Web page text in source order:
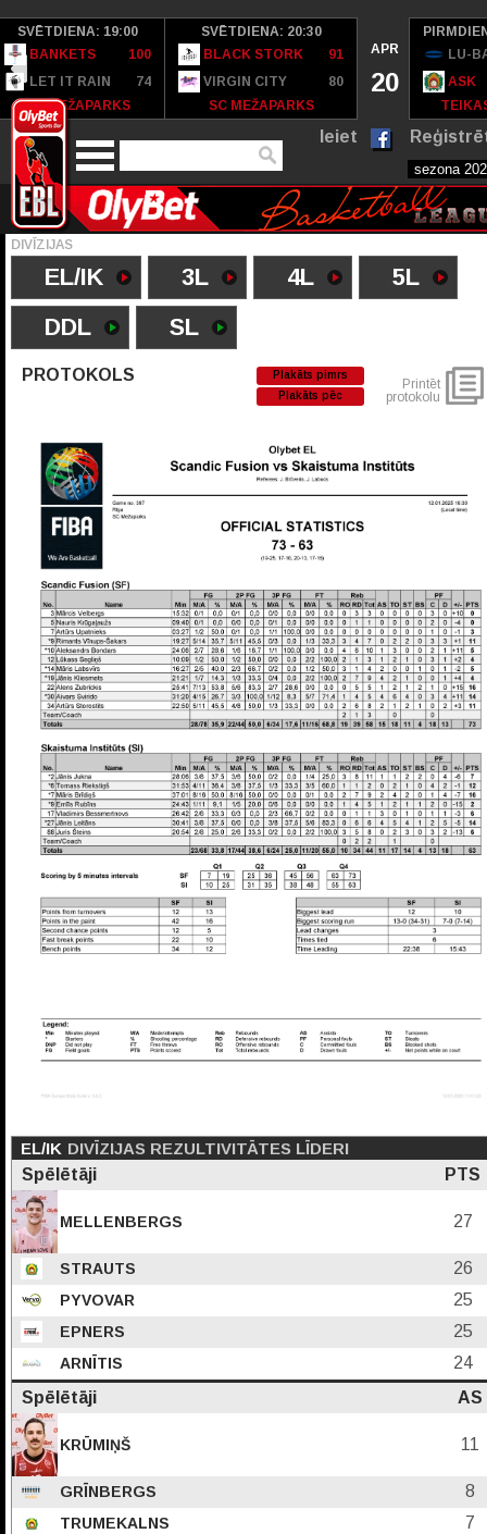
SVĒTDIENA: 19:00
BANKETS
100
LET IT RAIN
74
SC MEŽAPARKS
SVĒTDIENA: 20:30
BLACK STORK
91
VIRGIN CITY
80
SC MEŽAPARKS
APR
20
LU-
ASK
Ieiet
DIVĪZIJAS
EL/IK 3L 4L
5L
DDL
SL
PROTOKOLS
Plakāts pimrs
Plakāts pēc
Printēt
protokolu
EL/IK DIVĪZIJAS REZULTIVITĀTES LĪDERI
Spēlētāji
PTS
MELLENBERGS 27
STRAUTS 26
PYVOVAR 25
EPNERS 25
ARNĪTIS
24
Spēlētāji
AS
KRŪMIŅŠ 11
GRĪNBERGS 8
TRUMEKALNS 7